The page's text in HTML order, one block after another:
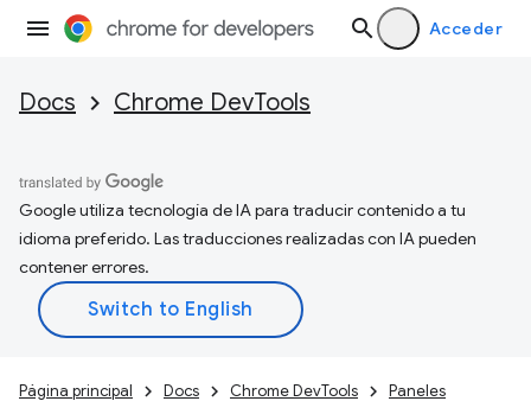
Acceder
Docs Chrome DevTools
Google utiliza tecnología de IA para traducir contenido a tu
idioma preferido. Las traducciones realizadas con IA pueden
contener errores.
Página principal Docs Chrome DevTools Paneles